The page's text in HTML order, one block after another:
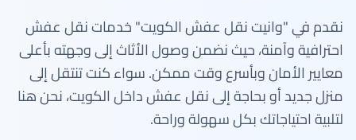
نقدم في "وانيت نقل عفش الكويت" خدمات نقل عفش
احترافية وآمنة، حيث نضمن وصول الأثاث إلى وجهته بأعلى
معايير الأمان وبأسرع وقت ممكن. سواء كنت تنتقل إلى
منزل جديد أو بحاجة إلى نقل عفش داخل الكويت، نحن هنا
لتلبية احتياجاتك بكل سهولة وراحة.